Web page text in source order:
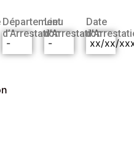
Département
d’Arrestation
-
Lieu
d’Arrestation
-
Date
xx/xx/